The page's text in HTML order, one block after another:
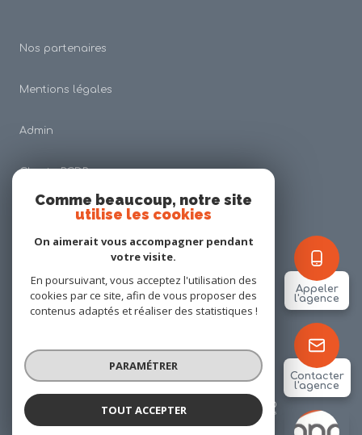
ANP IMMOBILIER
Appeler
l'agence
Contacter
l'agence
Nos partenaires
Mentions légales
Admin
Charte RGDP
Nos honoraires
Cookies
© 2026 | Tous droits réservés
Réalisé par
Comme beaucoup, notre site
utilise les cookies
On aimerait vous accompagner pendant
votre visite.
En poursuivant, vous acceptez l'utilisation des
cookies par ce site, afin de vous proposer des
contenus adaptés et réaliser des statistiques !
PARAMÉTRER
TOUT ACCEPTER